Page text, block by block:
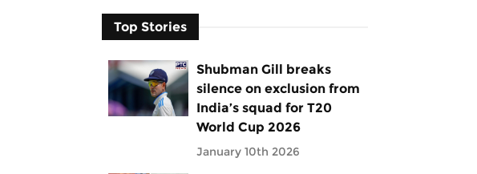
Top Stories
Shubman Gill breaks
silence on exclusion from
India’s squad for T20
World Cup 2026
January 10th 2026